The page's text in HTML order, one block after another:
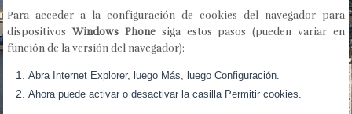
Para acceder a la configuración de cookies del navegador para
dispositivosWindows Phone siga estos pasos (pueden variar en
función de la versión del navegador):
Abra Internet Explorer, luego Más, luego Configuración.
Ahora puede activar o desactivar la casilla Permitir cookies.